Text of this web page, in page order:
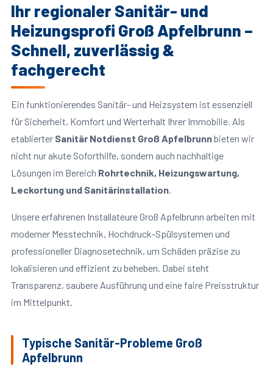
Ihr regionaler Sanitär- und
Heizungsprofi Groß Apfelbrunn –
Schnell, zuverlässig &
fachgerecht
Ein funktionierendes Sanitär- und Heizsystem ist essenziell
für Sicherheit, Komfort und Werterhalt Ihrer Immobilie. Als
etablierter Sanitär Notdienst Groß Apfelbrunnbieten wir
nicht nur akute Soforthilfe, sondern auch nachhaltige
Lösungen im Bereich Rohrtechnik, Heizungswartung,
Leckortung und Sanitärinstallation.
Unsere erfahrenen Installateure Groß Apfelbrunn arbeiten mit
moderner Messtechnik, Hochdruck-Spülsystemen und
professioneller Diagnosetechnik, um Schäden präzise zu
lokalisieren und effizient zu beheben. Dabei steht
Transparenz, saubere Ausführung und eine faire Preisstruktur
im Mittelpunkt.
Typische Sanitär-Probleme Groß
Apfelbrunn